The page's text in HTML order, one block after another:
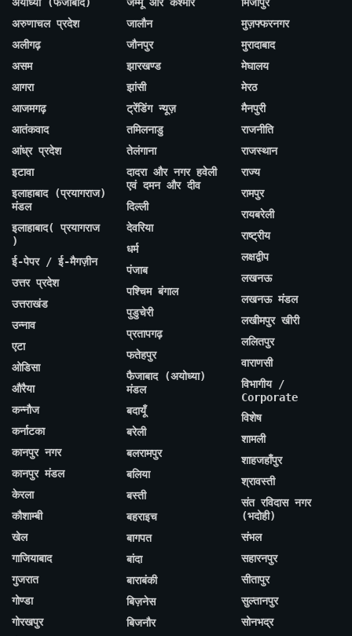
अरुणाचल प्रदेश
अलीगढ़
असम
आगरा
आजमगढ़
आतंकवाद
आंध्र प्रदेश
इटावा
इलाहाबाद (प्रयागराज)
मंडल
इलाहाबाद( प्रयागराज
)
ई-पेपर / ई-मैगज़ीन
उत्तर प्रदेश
उत्तराखंड
उन्नाव
एटा
ओडिसा
औरैया
कन्नौज
कर्नाटका
कानपुर नगर
कानपुर मंडल
केरला
कौशाम्बी
खेल
गाजियाबाद
गुजरात
गोण्डा
गोरखपुर
जालौन
जौनपुर
झारखण्ड
झांसी
ट्रेंडिंग न्यूज़
तमिलनाडु
तेलंगाना
दादरा और नगर हवेली
एवं दमन और दीव
दिल्ली
देवरिया
धर्म
पंजाब
पश्चिम बंगाल
पुडुचेरी
प्रतापगढ़
फतेहपुर
फैजाबाद (अयोध्या)
मंडल
बदायूँ
बरेली
बलरामपुर
बलिया
बस्ती
बहराइच
बागपत
बांदा
बाराबंकी
बिज़नेस
बिजनौर
मुज़फ्फरनगर
मुरादाबाद
मेघालय
मेरठ
मैनपुरी
राजनीति
राजस्थान
राज्य
रामपुर
रायबरेली
राष्ट्रीय
लक्षद्वीप
लखनऊ
लखनऊ मंडल
लखीमपुर खीरी
ललितपुर
वाराणसी
विभागीय /
Corporate
विशेष
शामली
शाहजहाँपुर
श्रावस्ती
संत रविदास नगर
(भदोही)
संभल
सहारनपुर
सीतापुर
सुल्तानपुर
सोनभद्र